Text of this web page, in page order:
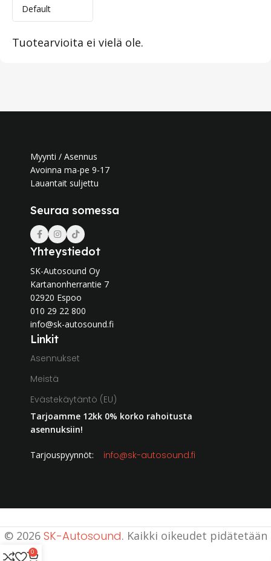
Tuotearvioita ei vielä ole.
Myynti / Asennus
Avoinna ma-pe 9-17
Lauantait suljettu
Seuraa somessa
Yhteystiedot
SK-Autosound Oy
Kartanonherrantie 7
02920 Espoo
010 29 22 800
info@sk-autosound.fi
Linkit
Asennukset
Meistä
Evästekäytäntö (EU)
Tarjoamme 12kk 0% korko rahoitusta
asennuksiin!
Tarjouspyynnöt: info@sk-autosound.fi
© 2026 SK-Autosound. Kaikki oikeudet pidätetään
0